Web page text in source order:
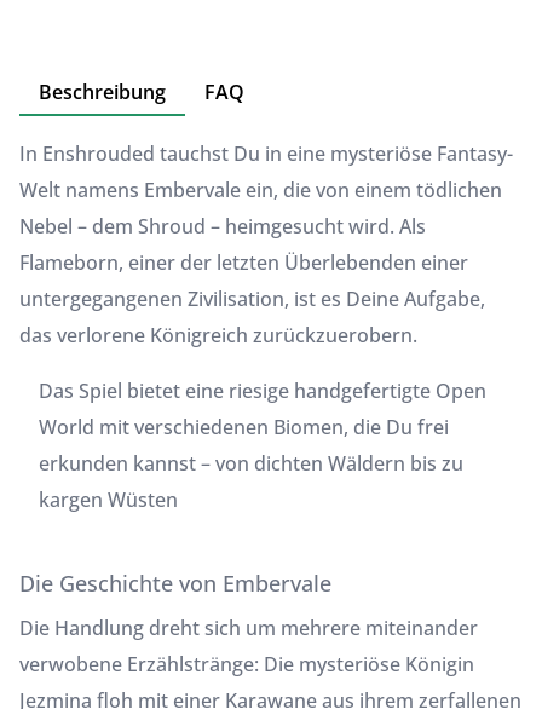
Beschreibung FAQ
In Enshrouded tauchst Du in eine mysteriöse Fantasy-
Welt namens Embervale ein, die von einem tödlichen
Nebel – dem Shroud – heimgesucht wird. Als
Flameborn, einer der letzten Überlebenden einer
untergegangenen Zivilisation, ist es Deine Aufgabe,
das verlorene Königreich zurückzuerobern.
Das Spiel bietet eine riesige handgefertigte Open
World mit verschiedenen Biomen, die Du frei
erkunden kannst – von dichten Wäldern bis zu
kargen Wüsten
Die Geschichte von Embervale
Die Handlung dreht sich um mehrere miteinander
verwobene Erzählstränge: Die mysteriöse Königin
Jezmina floh mit einer Karawane aus ihrem zerfallenen